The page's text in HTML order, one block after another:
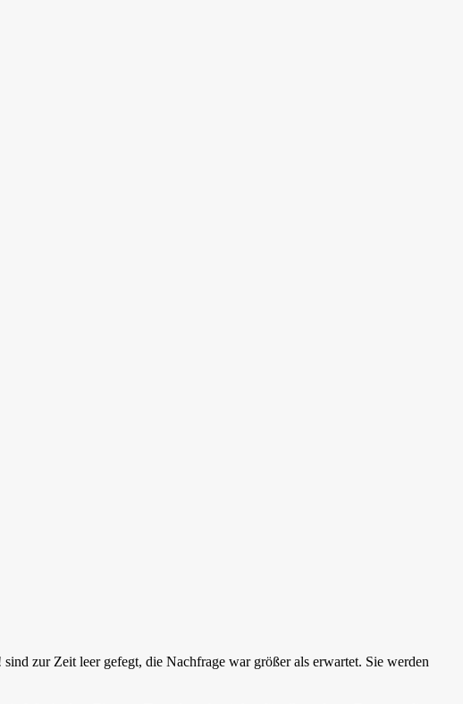
zur Zeit leer gefegt, die Nachfrage war größer als erwartet. Sie werden